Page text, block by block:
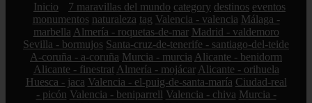
Inicio 7 maravillas del mundo category destinos eventos
monumentos naturaleza tag Valencia - valencia Málaga -
marbella Almería - roquetas-de-mar Madrid - valdemoro
Sevilla - bormujos Santa-cruz-de-tenerife - santiago-del-teide
A-coruña - a-coruña Murcia - murcia Alicante - benidorm
Alicante - finestrat Almería - mojácar Alicante - orihuela
Huesca - jaca Valencia - el-puig-de-santa-maría Ciudad-real
- picón Valencia - beniparrell Valencia - chiva Murcia -